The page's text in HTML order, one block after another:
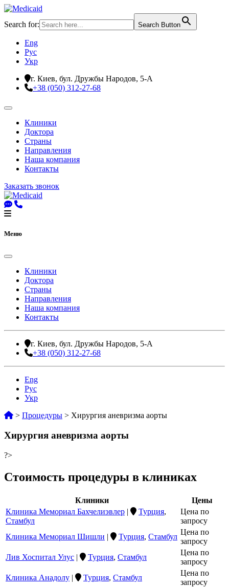
Search for: Search Button
Eng
Рус
Укр
г. Киев, бул. Дружбы Народов, 5-А
+38 (050) 312-27-68
Клиники
Доктора
Страны
Направления
Наша компания
Контакты
Заказать звонок
Меню
Клиники
Доктора
Страны
Направления
Наша компания
Контакты
г. Киев, бул. Дружбы Народов, 5-А
+38 (050) 312-27-68
Eng
Рус
Укр
> Процедуры > Хирургия аневризма аорты
Хирургия аневризма аорты
?>
Стоимость процедуры в клиниках
Клиники
Цены
Клиника Мемориал Бахчелиэвлер | Турция,
Стамбул
Цена по
запросу
Клиника Мемориал Шишли | Турция, Стамбул
Цена по
запросу
Лив Хоспитал Улус | Турция, Стамбул
Цена по
запросу
Клиника Анадолу | Турция, Стамбул
Цена по
запросу